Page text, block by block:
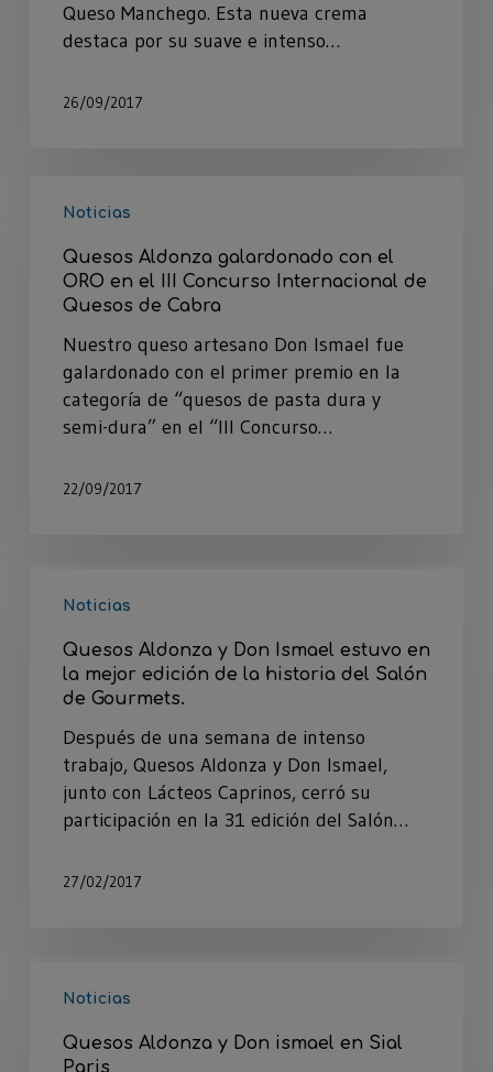
Queso Manchego. Esta nueva crema
destaca por su suave e intenso…
26/09/2017
Noticias
Quesos Aldonza galardonado con el
ORO en el III Concurso Internacional de
Quesos de Cabra
Nuestro queso artesano Don Ismael fue
galardonado con el primer premio en la
categoría de “quesos de pasta dura y
semi-dura” en el “III Concurso…
22/09/2017
Noticias
Quesos Aldonza y Don Ismael estuvo en
la mejor edición de la historia del Salón
de Gourmets.
Después de una semana de intenso
trabajo, Quesos Aldonza y Don Ismael,
junto con Lácteos Caprinos, cerró su
participación en la 31 edición del Salón…
27/02/2017
Noticias
Quesos Aldonza y Don ismael en Sial
Paris